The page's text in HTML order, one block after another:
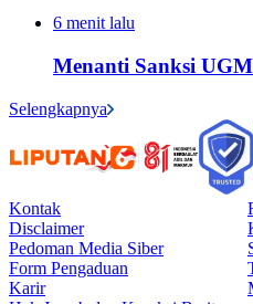
6 menit lalu
Menanti Sanksi
Selengkapnya
Kontak
Disclaimer
Pedoman Media Siber
Form Pengaduan
Karir